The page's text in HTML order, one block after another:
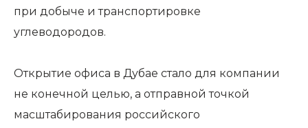
при добыче и транспортировке
углеводородов.
Открытие офиса в Дубае стало для компании
не конечной целью, а отправной точкой
масштабирования российского